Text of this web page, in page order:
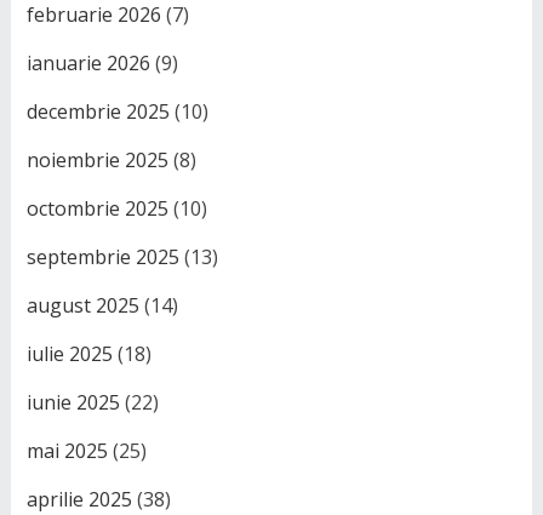
februarie 2026 (7)
ianuarie 2026 (9)
decembrie 2025 (10)
noiembrie 2025 (8)
octombrie 2025 (10)
septembrie 2025 (13)
august 2025 (14)
iulie 2025 (18)
iunie 2025 (22)
mai 2025 (25)
aprilie 2025 (38)